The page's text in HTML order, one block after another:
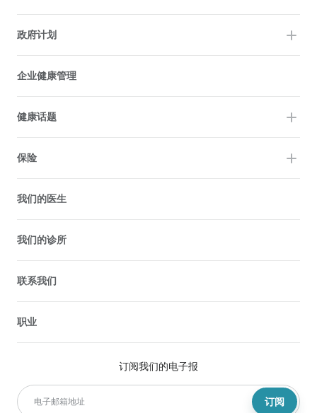
订阅我们的电子报
订阅
政府计划
企业健康管理
健康话题
保险
我们的医生
我们的诊所
联系我们
职业